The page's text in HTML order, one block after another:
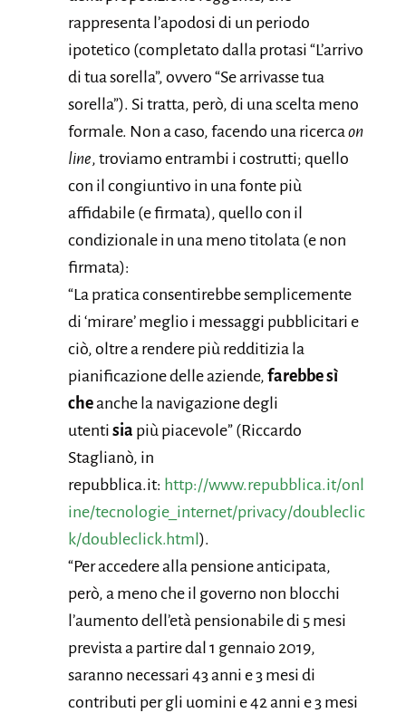
rappresenta l’apodosi di un periodo
ipotetico (completato dalla protasi “L’arrivo
di tua sorella”, ovvero “Se arrivasse tua
sorella”). Si tratta, però, di una scelta meno
formale. Non a caso, facendo una ricercaon
line, troviamo entrambi i costrutti; quello
con il congiuntivo in una fonte più
affidabile (e firmata), quello con il
condizionale in una meno titolata (e non
firmata):
“La pratica consentirebbe semplicemente
di ‘mirare’ meglio i messaggi pubblicitari e
ciò, oltre a rendere più redditizia la
pianificazione delle aziende, farebbe sì
cheanche la navigazione degli
utenti sia più piacevole” (Riccardo
Staglianò, in
repubblica.it: http://www.repubblica.it/onl
ine/tecnologie_internet/privacy/doubleclic
k/doubleclick.html ).
“Per accedere alla pensione anticipata,
però, a meno che il governo non blocchi
l’aumento dell’età pensionabile di 5 mesi
prevista a partire dal 1 gennaio 2019,
saranno necessari 43 anni e 3 mesi di
contributi per gli uomini e 42 anni e 3 mesi